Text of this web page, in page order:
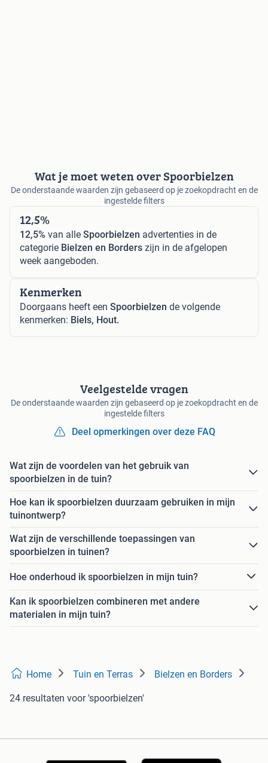
Wat je moet weten over Spoorbielzen
De onderstaande waarden zijn gebaseerd op je zoekopdracht en de
ingestelde filters
12,5%
12,5% van alle Spoorbielzen advertenties in de
categorie Bielzen en Borders zijn in de afgelopen
week aangeboden.
Kenmerken
Doorgaans heeft een Spoorbielzen de volgende
kenmerken: Biels, Hout.
Veelgestelde vragen
De onderstaande waarden zijn gebaseerd op je zoekopdracht en de
ingestelde filters
Deel opmerkingen over deze FAQ
Wat zijn de voordelen van het gebruik van
spoorbielzen in de tuin?
Hoe kan ik spoorbielzen duurzaam gebruiken in mijn
tuinontwerp?
Wat zijn de verschillende toepassingen van
spoorbielzen in tuinen?
Hoe onderhoud ik spoorbielzen in mijn tuin?
Kan ik spoorbielzen combineren met andere
materialen in mijn tuin?
Home Tuin en Terras Bielzen en Borders
24 resultaten voor 'spoorbielzen'